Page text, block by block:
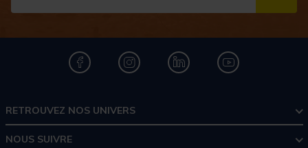
RETROUVEZ NOS UNIVERS
NOUS SUIVRE